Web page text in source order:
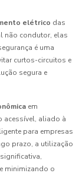
elétrico das
não condutor, elas
é uma
curtos-circuitos e
segura e
em
acessível, aliado à
para empresas
prazo, a utilização
minimizando o